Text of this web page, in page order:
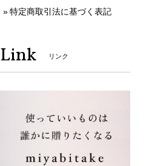
特定商取引法に基づく表記
Link リンク